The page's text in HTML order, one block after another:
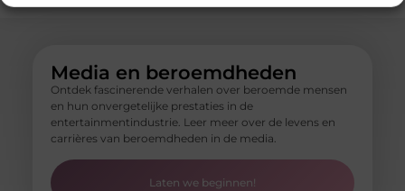
Media en beroemdheden
Ontdek fascinerende verhalen over beroemde mensen
en hun onvergetelijke prestaties in de
entertainmentindustrie. Leer meer over de levens en
carrières van beroemdheden in de media.
Laten we beginnen!